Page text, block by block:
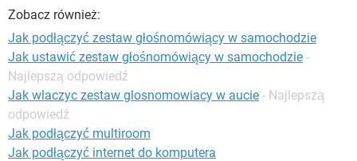
Zobacz również:
Jak podłączyć zestaw głośnomówiący w samochodzie
Jak ustawić zestaw głośnomówiący w samochodzie -
Najlepszą odpowiedź
Jak wlaczyc zestaw glosnomowiacy w aucie - Najlepszą
odpowiedź
Jak podłączyć multiroom
Jak podłączyć internet do komputera